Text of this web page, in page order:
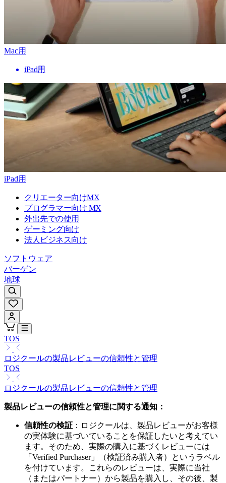
Mac用
iPad用
iPad用
クリエーター向けMX
プログラマー向け MX
外出先での使用
ゲーミング向け
法人ビジネス向け
ソフトウェア
バーゲン
地球
TOS
ロジクールの製品レビューの信頼性と管理
TOS
ロジクールの製品レビューの信頼性と管理
製品レビューの信頼性と管理に関する通知：
信頼性の検証 ：ロジクールは、製品レビューがお客様
の実体験に基づいていることを保証したいと考えてい
ます。そのため、実際の購入に基づくレビューには
「Verified Purchaser」（検証済み購入者）というラベル
を付けています。これらのレビューは、実際に当社
（またはパートナー）から製品を購入し、その後、製